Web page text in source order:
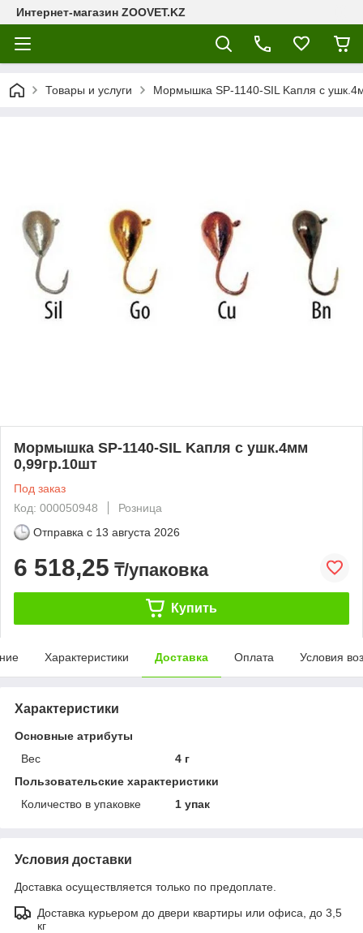
Интернет-магазин ZOOVET.KZ
Товары и услуги Мормышка SP-1140-SIL Kапля с
Мормышка SP-1140-SIL Kапля с ушк.4мм
0,99гр.10шт
Под заказ
Код: 000050948
Розница
Отправка с 13 августа 2026
6 518,25 ₸/упаковка
Купить
Характеристики Доставка Оплата Условия
Характеристики
Основные атрибуты
Вес
4 г
Пользовательские характеристики
Количество в упаковке
1 упак
Условия доставки
Доставка осуществляется только по предоплате.
Доставка курьером до двери квартиры или офиса, до 3,5
кг